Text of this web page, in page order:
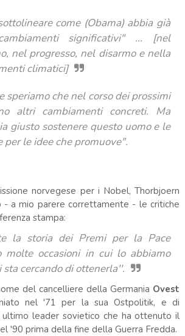
come (Obama) abbia già
significativi" ... [nel
nel progresso, nel disarmo e nella
climatici]
speriamo che nel corso dei prossimi
altri cambiamenti concreti. Ma
giusto sostenere questo uomo e le
per le idee che promuove".
norvegese per i Nobel, Thorbjoern
- a mio parere correttamente - le critiche
stampa:
la storia dei Premi per la Pace
molte occasioni in cui lo abbiamo
sta cercando di ottenerla''.
del cancelliere della Germania Ovest
nel '71 per la sua Ostpolitik, e di
ultimo leader sovietico che ha ottenuto il
'90 prima della fine della Guerra Fredda.